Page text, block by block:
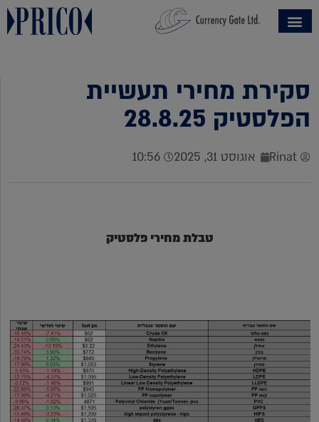
סקירת מחירי תעשיית
הפלסטיק 28.8.25
Rinat אוגוסט 31, 2025 10:56
טבלת מחירי פלסטיק